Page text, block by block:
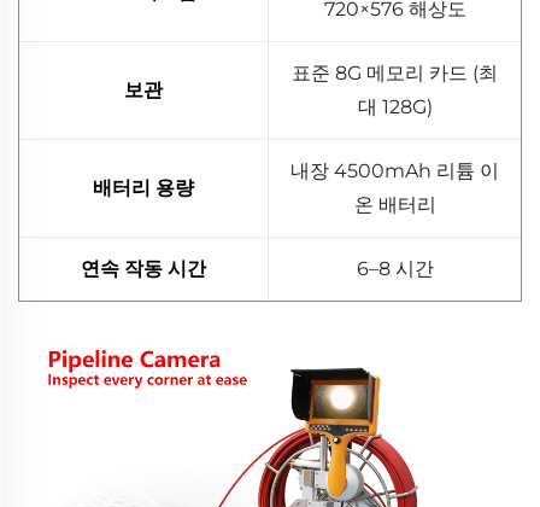
720×576 해상도
보관
표준 8G 메모리 카드 (최
대 128G)
배터리 용량
내장 4500mAh 리튬 이
온 배터리
연속 작동 시간 6–8 시간